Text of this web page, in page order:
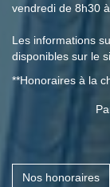
vendredi de 8h30
Les informations
disponibles sur le
**Honoraires à la
Nos honoraires